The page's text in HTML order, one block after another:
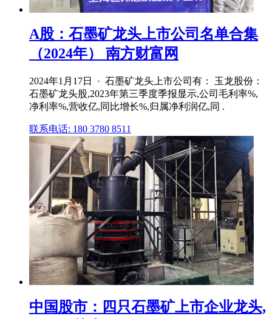
A股：石墨矿龙头上市公司名单合集
（2024年） 南方财富网
2024年1月17日 · 石墨矿龙头上市公司有： 玉龙股份：
石墨矿龙头股,2023年第三季度季报显示,公司毛利率%,
净利率%,营收亿,同比增长%,归属净利润亿,同 .
联系电话: 180 3780 8511
中国股市：四只石墨矿上市企业龙头,